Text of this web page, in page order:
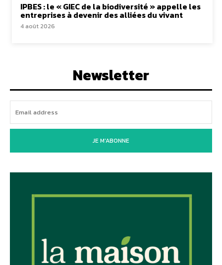
IPBES : le « GIEC de la biodiversité » appelle les
entreprises à devenir des alliées du vivant
4 août 2026
Newsletter
JE M'ABONNE